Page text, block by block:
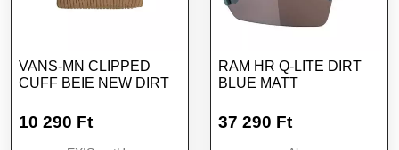
VANS-MN CLIPPED
CUFF BEIE NEW DIRT
10 290 Ft
RAM HR Q-LITE DIRT
BLUE MATT
37 290 Ft